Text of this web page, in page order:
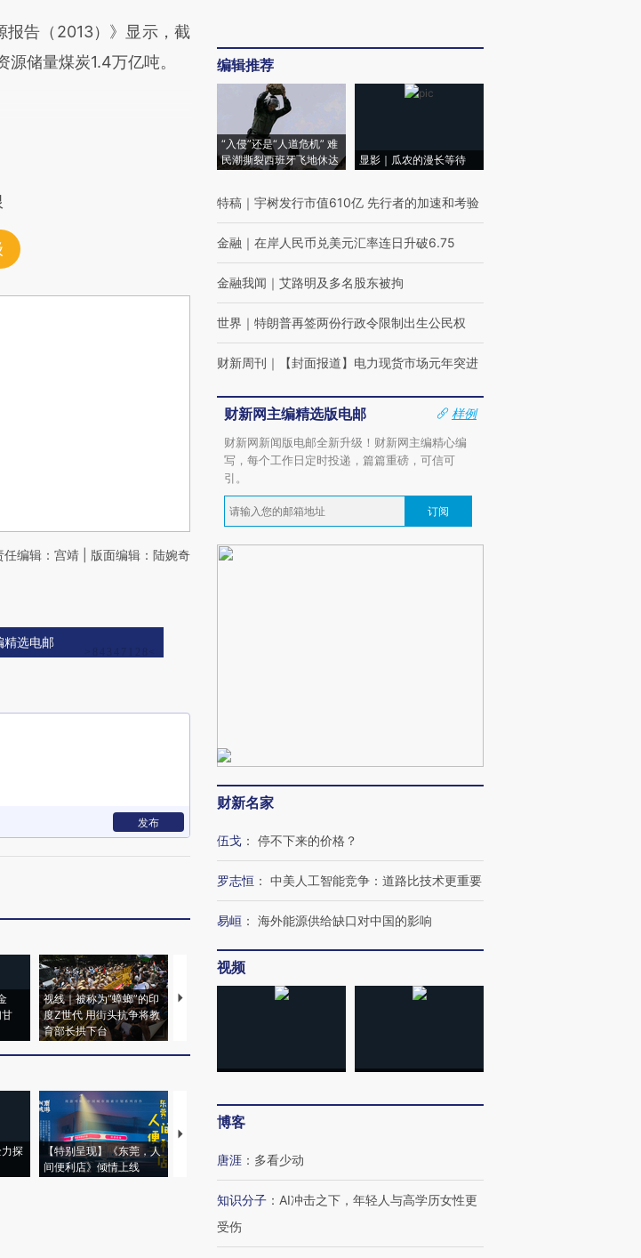
告（2013）》显示，截
储量煤炭1.4万亿吨。
任编辑：宫靖 | 版面编辑：陆婉奇
精选电邮
发布
视线｜被称为“蟑螂”的印
度Z世代 用街头抗争将教
育部长拱下台
视线｜“入侵”还是“人道危
湖北宜昌局部短时降雨
力探
【特别呈现】《东莞，人
间便利店》倾情上线
【推广】走进第四届链博
会，让数智科技“链”接产
编辑推荐
“入侵”还是“人道危机” 难
民潮撕裂西班牙飞地休达
显影｜瓜农的漫长等待
特稿 ｜ 宇树发行市值610亿 先行者的加速和考验
金融 ｜ 在岸人民币兑美元汇率连日升破6.75
金融我闻 ｜ 艾路明及多名股东被拘
世界 ｜ 特朗普再签两份行政令限制出生公民权
财新周刊 ｜ 【封面报道】电力现货市场元年突进
财新网主编精选版电邮
样例
财新网新闻版电邮全新升级！财新网主编精心编
写，每个工作日定时投递，篇篇重磅，可信可
引。
订阅
财新名家
伍戈 ： 停不下来的价格？
罗志恒 ： 中美人工智能竞争：道路比技术更重要
易峘 ： 海外能源供给缺口对中国的影响
视频
博客
唐涯 ： 多看少动
知识分子 ： AI冲击之下，年轻人与高学历女性更
受伤